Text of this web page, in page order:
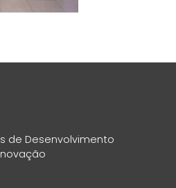
de Desenvolvimento